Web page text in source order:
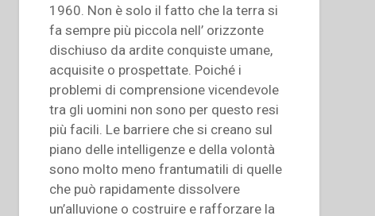
1960. Non è solo il fatto che la terra si
fa sempre più piccola nell’ orizzonte
dischiuso da ardite conquiste umane,
acquisite o prospettate. Poiché i
problemi di comprensione vicendevole
tra gli uomini non sono per questo resi
più facili. Le barriere che si creano sul
piano delle intelligenze e della volontà
sono molto meno frantumatili di quelle
che può rapidamente dissolvere
un’alluvione o costruire e rafforzare la